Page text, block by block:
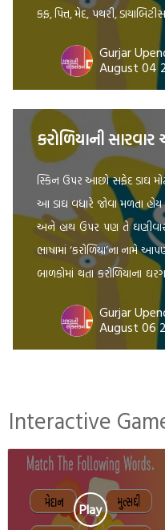
કફ, પિત્ત, મેદ, પથરી,
Gurjar
August 04
કરોળિયાની
સ્કિન ઉપર આછો સફેદ ડાઘ
આ ડાઘ વધારે જોવા મળતા
અને હાથ ઉપર પણ તે
ભાષામાં ‘કરોળિયા’ના
બાળકોમાં થતા કરોળિયાના
Gurjar
August 06
Interactive
Play